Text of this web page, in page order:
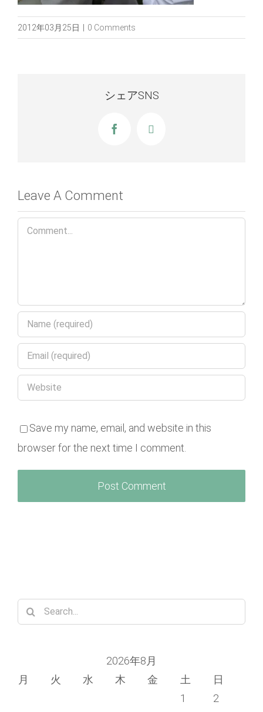
2012年03月25日 | 0 Comments
シェアSNS
Facebook
X
Leave A Comment
Comment
Save my name, email, and website in this
browser for the next time I comment.
Search
for:
2026年8月
月
火 水 木 金 土
日
1
2